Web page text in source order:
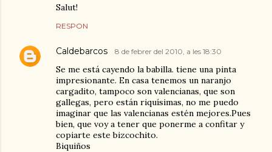
Salut!
RESPON
Caldebarcos 8 de febrer del 2010, a les 18:30
Se me está cayendo la babilla. tiene una pinta
impresionante. En casa tenemos un naranjo
cargadito, tampoco son valencianas, que son
gallegas, pero están riquísimas, no me puedo
imaginar que las valencianas estén mejores.Pues
bien, que voy a tener que ponerme a confitar y
copiarte este bizcochito.
Biquiños